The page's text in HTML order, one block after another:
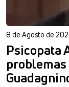
8 de Agosto de
Psicopata
problemas